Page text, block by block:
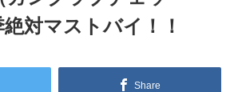
対マストバイ！！
Share